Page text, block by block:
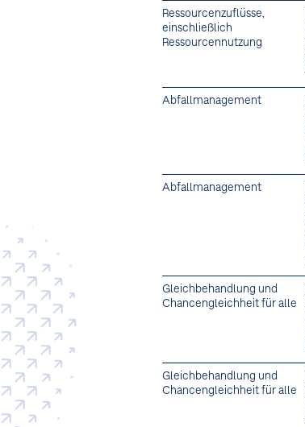
Ressourcenzuflüsse,
einschließlich
Ressourcennutzung
Abfallmanagement
Abfallmanagement
Gleichbehandlung und
Chancengleichheit für alle
Gleichbehandlung und
Chancengleichheit für alle